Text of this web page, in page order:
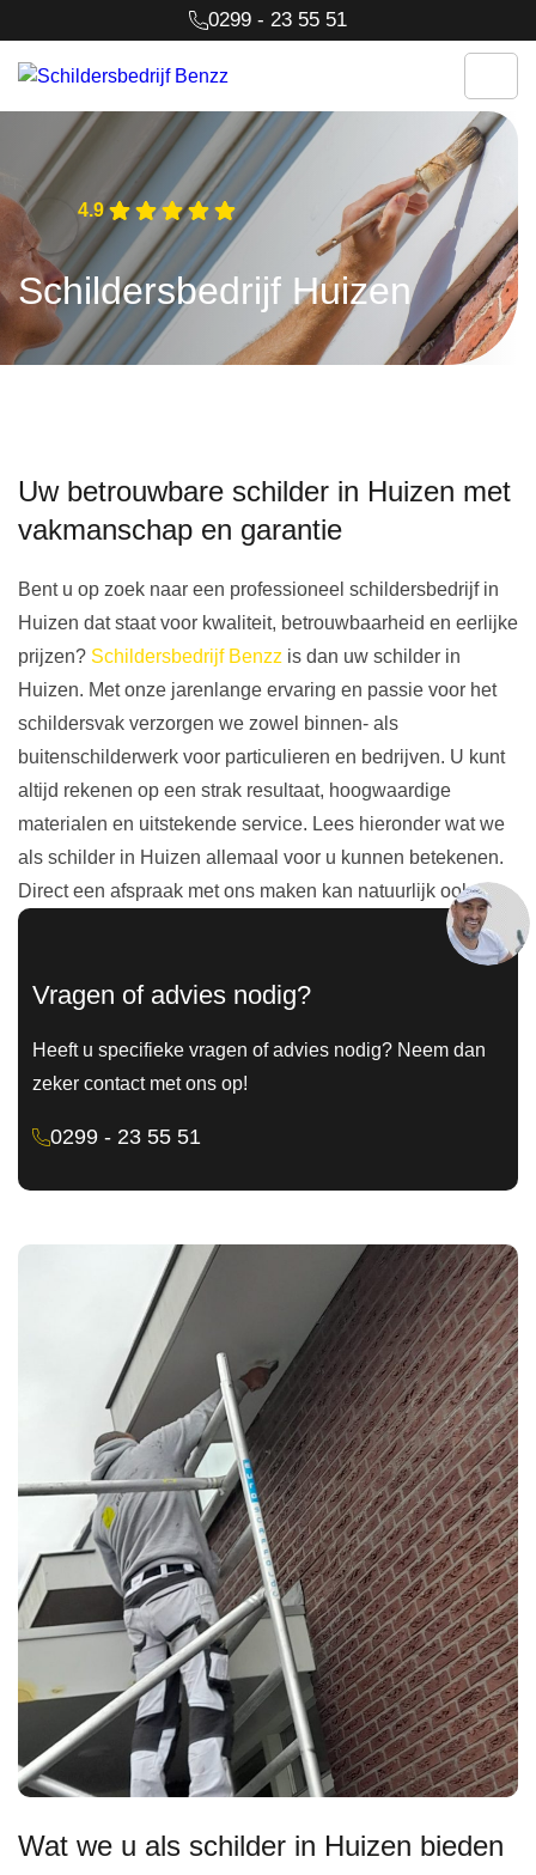
0299 - 23 55 51
4.9
Schildersbedrijf Huizen
Uw betrouwbare schilder in Huizen met
vakmanschap en garantie
Bent u op zoek naar een professioneel schildersbedrijf in
Huizen dat staat voor kwaliteit, betrouwbaarheid en eerlijke
prijzen? Schildersbedrijf Benzz is dan uw schilder in
Huizen. Met onze jarenlange ervaring en passie voor het
schildersvak verzorgen we zowel binnen- als
buitenschilderwerk voor particulieren en bedrijven. U kunt
altijd rekenen op een strak resultaat, hoogwaardige
materialen en uitstekende service. Lees hieronder wat we
als schilder in Huizen allemaal voor u kunnen betekenen.
Direct een afspraak met ons maken kan natuurlijk ook.
Vragen of advies nodig?
Heeft u specifieke vragen of advies nodig? Neem dan
zeker contact met ons op!
0299 - 23 55 51
Wat we u als schilder in Huizen bieden